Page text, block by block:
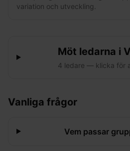
variation och utveckling.
Möt ledarna i
4 ledare — klicka för
Vanliga frågor
Vem passar